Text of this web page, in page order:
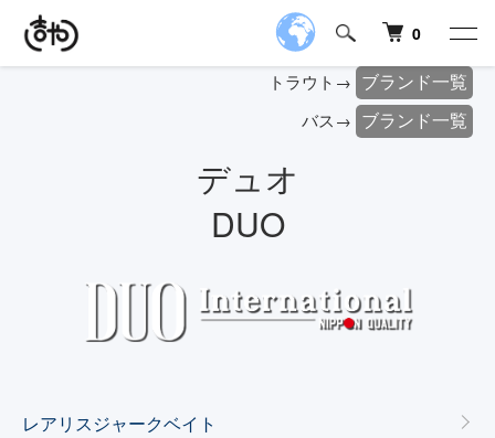
0
トラウト→ ブランド一覧
バス→ ブランド一覧
デュオ
DUO
カテゴリー一覧
レアリスジャークベイト